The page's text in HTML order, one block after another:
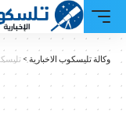
الاخبارية >تليسكوب